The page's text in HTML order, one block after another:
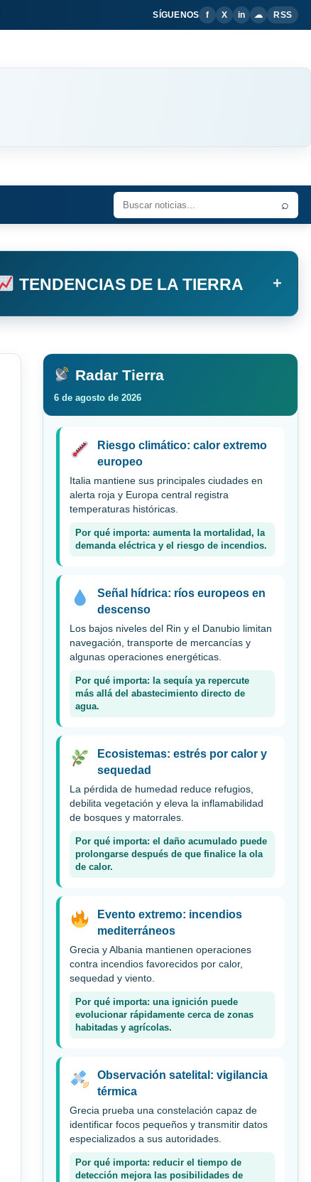
SÍGUENOS f X in ☁ RSS
⌕
TENDENCIAS DE LA TIERRA +
Radar Tierra
6 de agosto de 2026
Riesgo climático: calor extremo
europeo
Italia mantiene sus principales ciudades en
alerta roja y Europa central registra
temperaturas históricas.
Por qué importa: aumenta la mortalidad, la
demanda eléctrica y el riesgo de incendios.
Señal hídrica: ríos europeos en
descenso
Los bajos niveles del Rin y el Danubio limitan
navegación, transporte de mercancías y
algunas operaciones energéticas.
Por qué importa: la sequía ya repercute
más allá del abastecimiento directo de
agua.
Ecosistemas: estrés por calor y
sequedad
La pérdida de humedad reduce refugios,
debilita vegetación y eleva la inflamabilidad
de bosques y matorrales.
Por qué importa: el daño acumulado puede
prolongarse después de que finalice la ola
de calor.
Evento extremo: incendios
mediterráneos
Grecia y Albania mantienen operaciones
contra incendios favorecidos por calor,
sequedad y viento.
Por qué importa: una ignición puede
evolucionar rápidamente cerca de zonas
habitadas y agrícolas.
Observación satelital: vigilancia
térmica
Grecia prueba una constelación capaz de
identificar focos pequeños y transmitir datos
especializados a sus autoridades.
Por qué importa: reducir el tiempo de
detección mejora las posibilidades de